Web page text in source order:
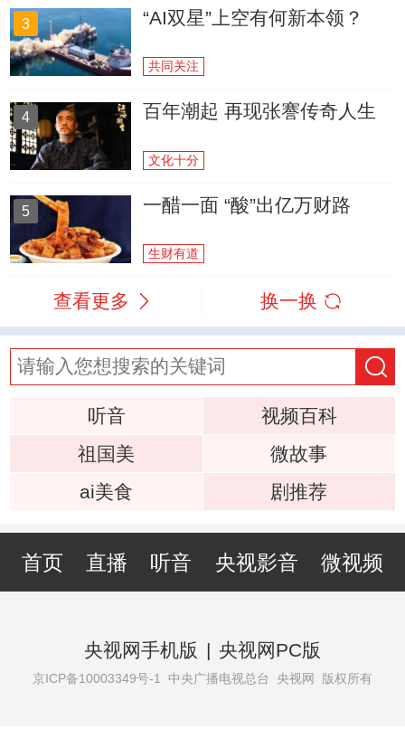
3 “AI双星”上空有何新本领？
共同关注
4 百年潮起 再现张謇传奇人生
文化十分
5 一醋一面 “酸”出亿万财路
生财有道
查看更多 换一换
听音
视频百科
祖国美
微故事
ai美食
剧推荐
首页 直播 听音 央视影音 微视频
央视网手机版 | 央视网PC版
京ICP备10003349号-1 中央广播电视总台 央视网 版权所有